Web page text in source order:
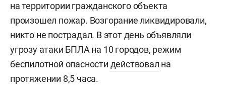
на территории гражданского объекта
произошел пожар. Возгорание ликвидировали,
никто не пострадал. В этот день объявляли
угрозу атаки БПЛА на 10 городов, режим
беспилотной опасности действовал на
протяжении 8,5 часа.